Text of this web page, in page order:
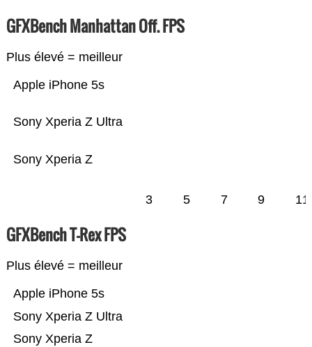
GFXBench Manhattan Off. FPS
Plus élevé = meilleur
Sony Xperia Z
Sony Xperia Z Ultra
Apple iPhone 5s
3 5 7 9 11
GFXBench T-Rex FPS
Plus élevé = meilleur
Sony Xperia Z
Sony Xperia Z Ultra
Apple iPhone 5s